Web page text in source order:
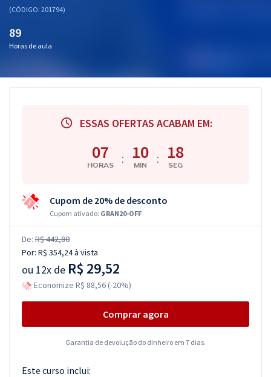
Aprovados
(CÓDIGO: 201794)
89
Horas de aula
ESSAS OFERTAS ACABAM EM:
07
HORAS : 10
MIN : 18
SEG
Cupom de 20% de desconto
Cupom ativado: GRAN20-OFF
De: R$ 442,80
Por: R$ 354,24à vista
ou 12x de R$ 29,52
Economize R$ 88,56 (-20%)
Comprar agora
Garantia de devolução do dinheiro em 7 dias.
Este curso inclui: